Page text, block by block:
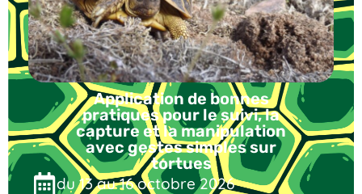
Application de bonnes
pratiques pour le suivi, la
capture et la manipulation
avec gestes simples sur
tortues
du 13 au 16 octobre 2026